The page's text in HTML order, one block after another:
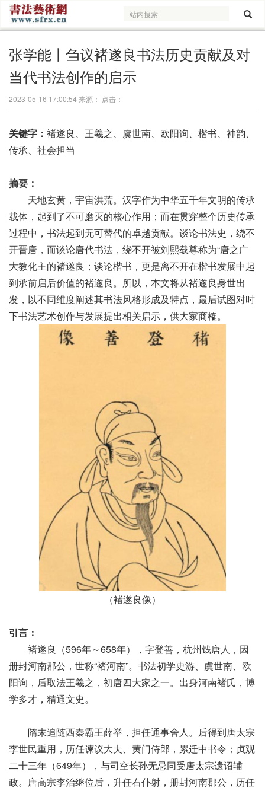
张学能丨刍议褚遂良书法历史贡献及对
当代书法创作的启示
2023-05-16 17:00:54 来源： 点击：
关键字： 褚遂良、王羲之、虞世南、欧阳询、楷书、神韵、
传承、社会担当
摘要：
天地玄黄，宇宙洪荒。汉字作为中华五千年文明的传承
载体，起到了不可磨灭的核心作用；而在贯穿整个历史传承
过程中，书法起到无可替代的卓越贡献。谈论书法史，绕不
开晋唐，而谈论唐代书法，绕不开被刘熙载尊称为“唐之广
大教化主的褚遂良；谈论楷书，更是离不开在楷书发展中起
到承前启后价值的褚遂良。所以，本文将从褚遂良身世出
发，以不同维度阐述其书法风格形成及特点，最后试图对时
下书法艺术创作与发展提出相关启示，供大家商榷。
（褚遂良像）
引言：
褚遂良（596年～658年），字登善，杭州钱唐人，因
册封河南郡公，世称“褚河南”。书法初学史游、虞世南、欧
阳询，后取法王羲之，初唐四大家之一。出身河南褚氏，博
学多才，精通文史。
隋末追随西秦霸王薛举，担任通事舍人。后得到唐太宗
李世民重用，历任谏议大夫、黄门侍郎，累迁中书令；贞观
二十三年（649年），与司空长孙无忌同受唐太宗遗诏辅
政。唐高宗李治继位后，升任右仆射，册封河南郡公，历任